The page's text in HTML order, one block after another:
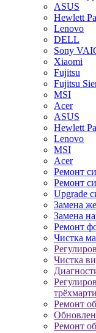
ASUS
Hewlett
Lenovo
DELL
Sony
Xiaomi
Fujitsu
Fujitsu
MSI
Acer
ASUS
Hewlett
Lenovo
MSI
Acer
Ремонт
Ремонт
Upgrade
Замена
Замена
Ремонт
Чистка
Чистка
Ремонт
Ремонт